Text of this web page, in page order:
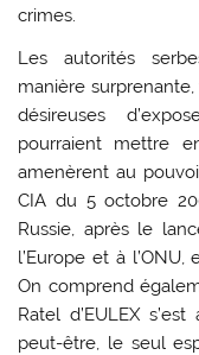
crimes.
Les autorités
manière
désireuses
pourraient mettre
amenèrent au
CIA du 5 octobre
Russie, après le
l’Europe et à
On comprend
Ratel d’EULEX
peut-être, le seul